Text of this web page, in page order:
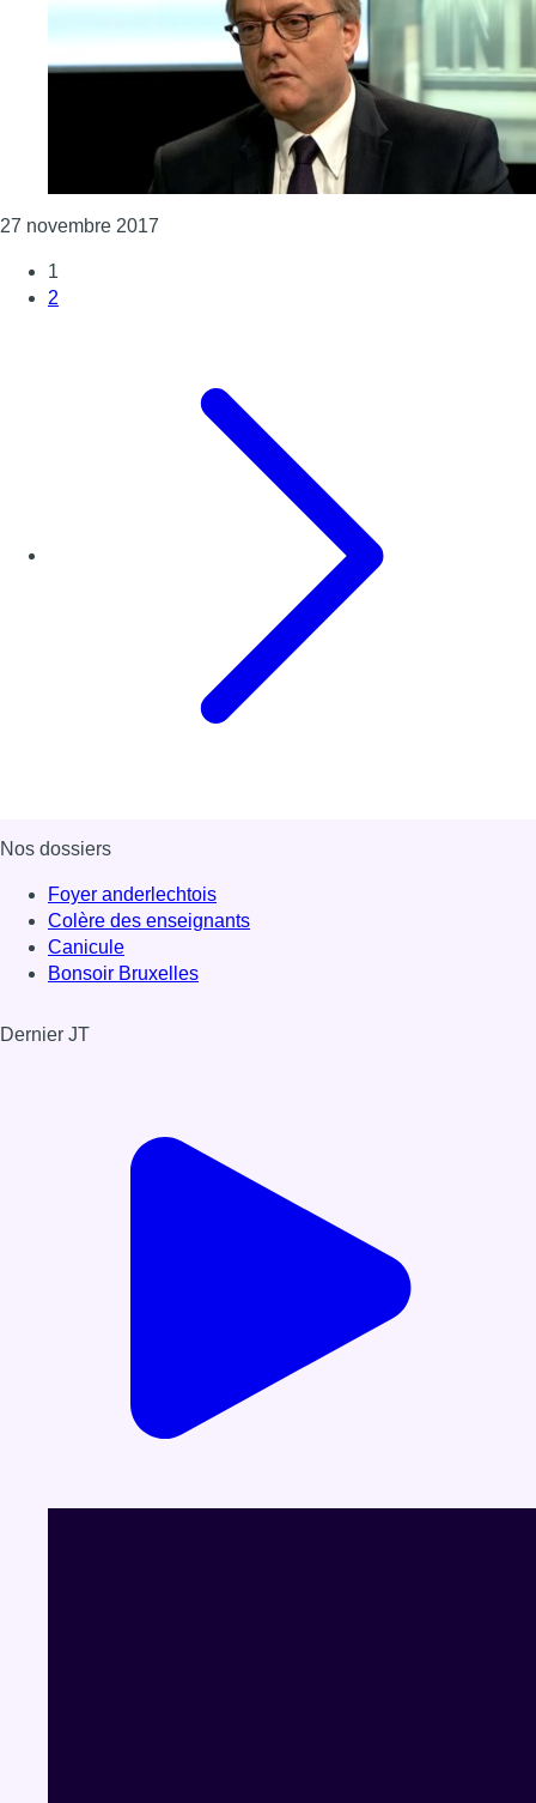
27 novembre 2017
1
2
Nos dossiers
Foyer anderlechtois
Colère des enseignants
Canicule
Bonsoir Bruxelles
Dernier JT